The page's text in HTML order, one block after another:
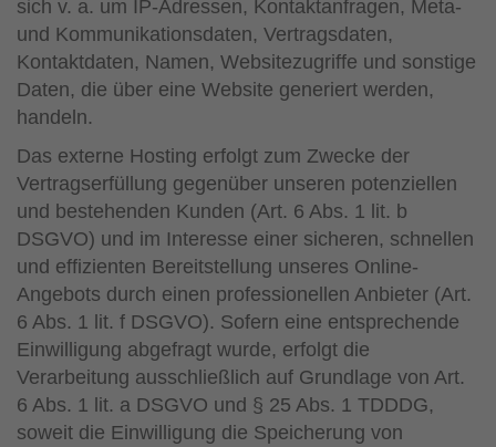
sich v. a. um IP-Adressen, Kontaktanfragen, Meta-
und Kommunikationsdaten, Vertragsdaten,
Kontaktdaten, Namen, Websitezugriffe und sonstige
Daten, die über eine Website generiert werden,
handeln.
Das externe Hosting erfolgt zum Zwecke der
Vertragserfüllung gegenüber unseren potenziellen
und bestehenden Kunden (Art. 6 Abs. 1 lit. b
DSGVO) und im Interesse einer sicheren, schnellen
und effizienten Bereitstellung unseres Online-
Angebots durch einen professionellen Anbieter (Art.
6 Abs. 1 lit. f DSGVO). Sofern eine entsprechende
Einwilligung abgefragt wurde, erfolgt die
Verarbeitung ausschließlich auf Grundlage von Art.
6 Abs. 1 lit. a DSGVO und § 25 Abs. 1 TDDDG,
soweit die Einwilligung die Speicherung von